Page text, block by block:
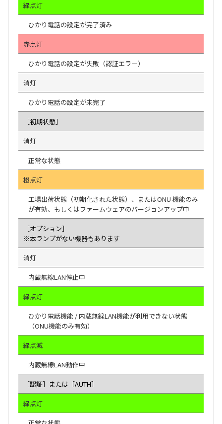
緑点灯
ひかり電話の設定が完了済み
赤点灯
ひかり電話の設定が失敗（認証エラー）
消灯
ひかり電話の設定が未完了
［初期状態］
消灯
正常な状態
橙点灯
工場出荷状態（初期化された状態）、またはONU 機能のみ
が有効、もしくはファームウェアのバージョンアップ中
［オプション］
※本ランプがない機器もあります
消灯
内蔵無線LAN停止中
緑点灯
ひかり電話機能 / 内蔵無線LAN機能が利用できない状態
（ONU機能のみ有効）
緑点滅
内蔵無線LAN動作中
［認証］または［AUTH］
緑点灯